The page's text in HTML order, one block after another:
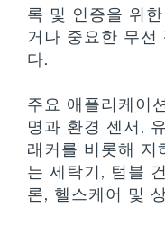
록 및 인증을 위
거나 중요한 무선
다.
주요 애플리케이
명과 환경 센서,
래커를 비롯해 지
는 세탁기, 텀블
론, 헬스케어 및